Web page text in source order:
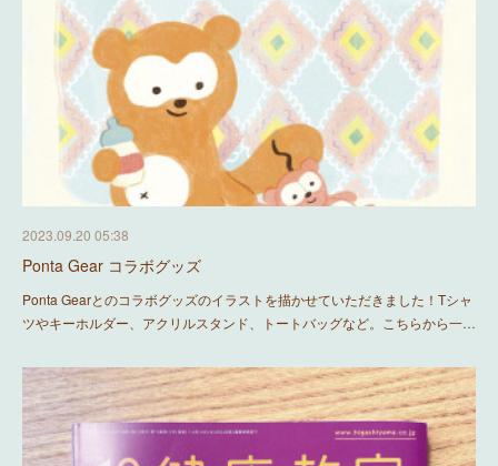
2023.09.20 05:38
Ponta Gear コラボグッズ
Ponta Gearとのコラボグッズのイラストを描かせていただきました！Tシャ
ツやキーホルダー、アクリルスタンド、トートバッグなど。こちらから一…